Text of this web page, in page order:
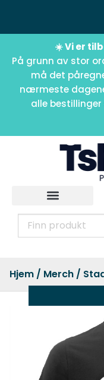
☀️ Vi er
På grunn av stor
må det
nærmeste
alle
Hjem / Merch /